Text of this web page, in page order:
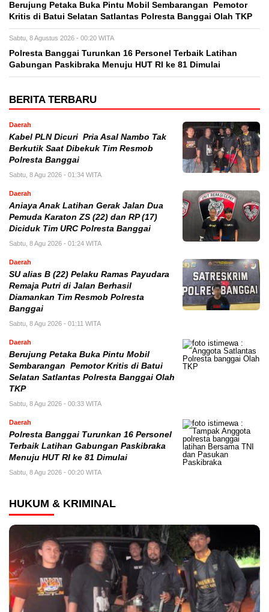
Berujung Petaka Buka Pintu Mobil Sembarangan Pemotor
Kritis di Batui Selatan Satlantas Polresta Banggai Olah TKP
Sabtu, 8 Agustus 2026 - 00:20 WITA
Polresta Banggai Turunkan 16 Personel Terbaik Latihan
Gabungan Paskibraka Menuju HUT RI ke 81 Dimulai
BERITA TERBARU
Daerah
Kabel PLN Dicuri Pria Asal Nambo Tak
Berkutik Saat Dibekuk Tim Resmob
Polresta Banggai
Sabtu, 8 Agu 2026 - 01:34 WITA
Daerah
Aniaya Anak Latihan Gerak Jalan Dua
Pemuda Karaton ZS (22) dan RP (17)
Diciduk Tim URC Polresta Banggai
Sabtu, 8 Agu 2026 - 01:24 WITA
Daerah
SU alias B (22) Pelaku Ramas Payudara
Remaja Putri di Jalan Berhasil
Diamankan Tim Resmob Polresta
Banggai
Sabtu, 8 Agu 2026 - 01:11 WITA
Daerah
Berujung Petaka Buka Pintu Mobil
Sembarangan Pemotor Kritis di Batui
Selatan Satlantas Polresta Banggai Olah
TKP
Sabtu, 8 Agu 2026 - 00:33 WITA
Daerah
Polresta Banggai Turunkan 16 Personel
Terbaik Latihan Gabungan Paskibraka
Menuju HUT RI ke 81 Dimulai
Sabtu, 8 Agu 2026 - 00:20 WITA
HUKUM & KRIMINAL